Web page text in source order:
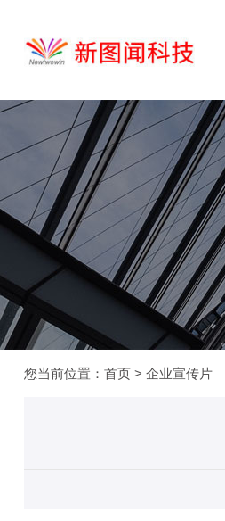
您当前位置： 首页> 企业宣传片